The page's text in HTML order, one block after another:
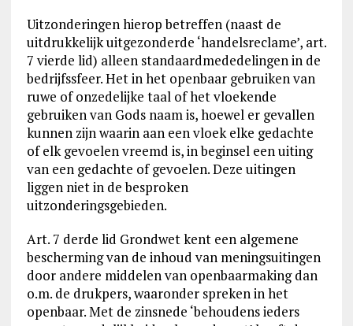
Uitzonderingen hierop betreffen (naast de
uitdrukkelijk uitgezonderde ‘handelsreclame’, art.
7 vierde lid) alleen standaardmededelingen in de
bedrijfssfeer. Het in het openbaar gebruiken van
ruwe of onzedelijke taal of het vloekende
gebruiken van Gods naam is, hoewel er gevallen
kunnen zijn waarin aan een vloek elke gedachte
of elk gevoelen vreemd is, in beginsel een uiting
van een gedachte of gevoelen. Deze uitingen
liggen niet in de besproken
uitzonderingsgebieden.
Art. 7 derde lid Grondwet kent een algemene
bescherming van de inhoud van meningsuitingen
door andere middelen van openbaarmaking dan
o.m. de drukpers, waaronder spreken in het
openbaar. Met de zinsnede ‘behoudens ieders